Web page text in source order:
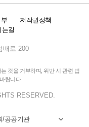
저작권정책
는길
배로 200
것을 거부하며, 위반 시 관련 법
랍니다.
RESERVED.
/공공기관